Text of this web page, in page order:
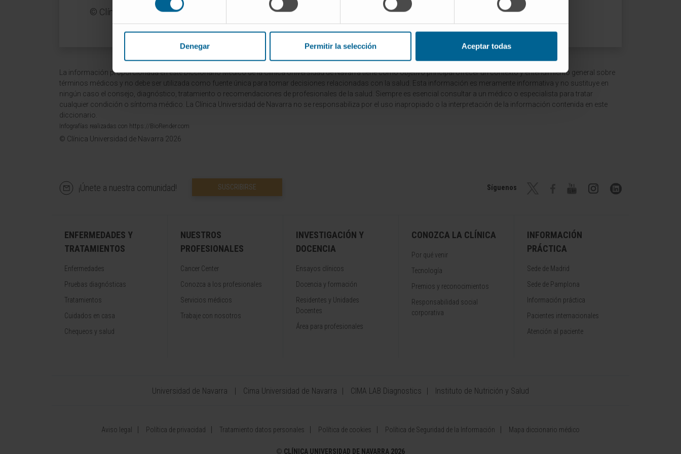
Denegar Permitir la selección Aceptar todas
© Clínica Universidad de Navarra 2023
La información proporcionada en este Diccionario Médico de la Clínica Universidad de Navarra tiene como objetivo principal ofrecer un contexto y entendimiento general sobre
términos médicos y no debe ser utilizada como fuente única para tomar decisiones relacionadas con la salud. Esta información es meramente informativa y no sustituye en
ningún caso el consejo, diagnóstico, tratamiento o recomendaciones de profesionales de la salud. Siempre es esencial consultar a un médico o especialista para tratar
cualquier condición o síntoma médico. La Clínica Universidad de Navarra no se responsabiliza por el uso inapropiado o la interpretación de la información contenida en este
diccionario.
Infografías realizadas con https://BioRender.com
© Clínica Universidad de Navarra 2026
¡Únete a nuestra comunidad! SUSCRIBIRSE Síguenos
ENFERMEDADES Y
TRATAMIENTOS
Enfermedades
Pruebas diagnósticas
Tratamientos
Cuidados en casa
Chequeos y salud
NUESTROS
PROFESIONALES
Cancer Center
Conozca a los profesionales
Servicios médicos
Trabaje con nosotros
INVESTIGACIÓN Y
DOCENCIA
Ensayos clínicos
Docencia y formación
Residentes y Unidades
Docentes
Área para profesionales
CONOZCA LA CLÍNICA
Por qué venir
Tecnología
Premios y reconocimientos
Responsabilidad social
corporativa
INFORMACIÓN
PRÁCTICA
Sede de Madrid
Sede de Pamplona
Información práctica
Pacientes internacionales
Atención al paciente
Universidad de Navarra Cima Universidad de Navarra CIMA LAB Diagnostics Instituto de Nutrición y Salud
Aviso legal Política de privacidad Tratamiento datos personales Política de cookies Política de Seguridad de la Información Mapa diccionario médico
© CLÍNICA UNIVERSIDAD DE NAVARRA 2026